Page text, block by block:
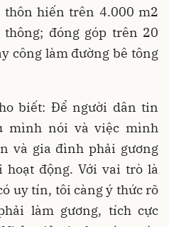
thôn hiến trên 4.000 m2
đóng góp trên 20
công làm đường bê tông
biết: Để người dân tin
mình nói và việc mình
và gia đình phải gương
động. Với vai trò là
uy tín, tôi càng ý thức rõ
làm gương, tích cực